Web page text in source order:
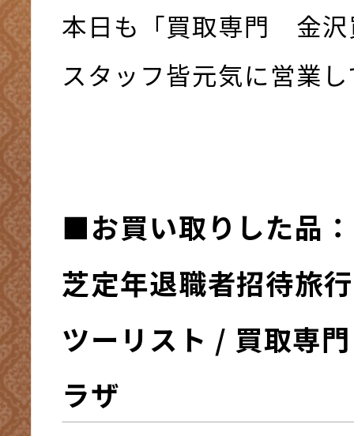
本日も「買取専門 金沢
スタッフ皆元気に営業
■お買い取りした品
芝定年退職者招待旅
ツーリスト / 買取専
ラザ